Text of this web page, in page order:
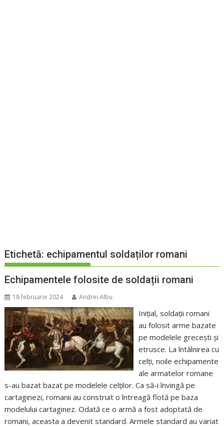
Etichetă: echipamentul soldaților romani
Echipamentele folosite de soldații romani
18 februarie 2024 Andrei Albu
Inițial, soldații romani
au folosit arme bazate
pe modelele grecești și
etrusce. La întâlnirea cu
celți, noile echipamente
ale armatelor romane
s-au bazat bazat pe modelele celților. Ca să-i învingă pe
cartaginezi, romanii au construit o întreagă flotă pe baza
modelului cartaginez. Odată ce o armă a fost adoptată de
romani, aceasta a devenit standard. Armele standard au variat